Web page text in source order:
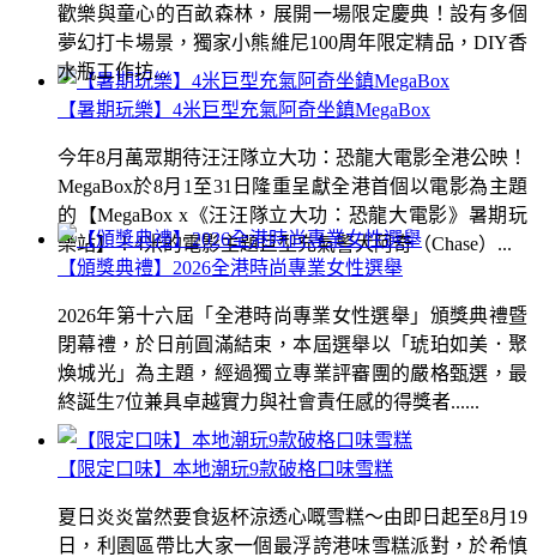
【暑期玩樂】4米巨型充氣阿奇坐鎮MegaBox
今年8月萬眾期待汪汪隊立大功：恐龍大電影全港公映！
MegaBox於8月1至31日隆重呈獻全港首個以電影為主題
的【MegaBox x《汪汪隊立大功：恐龍大電影》暑期玩
樂站】！4米的電影主題巨型充氣警犬阿奇（Chase）...
【限定口味】本地潮玩9款破格口味雪糕
夏日炎炎當然要食返杯涼透心嘅雪糕～由即日起至8月19
日，利園區帶比大家一個最浮誇港味雪糕派對，於希慎
歡樂與童心的百畝森林，展開一場限定慶典！設有多個
夢幻打卡場景，獨家小熊維尼100周年限定精品，DIY香
水瓶工作坊...
【頒獎典禮】2026全港時尚專業女性選舉
2026年第十六屆「全港時尚專業女性選舉」頒獎典禮暨
閉幕禮，於日前圓滿結束，本屆選舉以「琥珀如美．聚
煥城光」為主題，經過獨立專業評審團的嚴格甄選，最
終誕生7位兼具卓越實力與社會責任感的得獎者......